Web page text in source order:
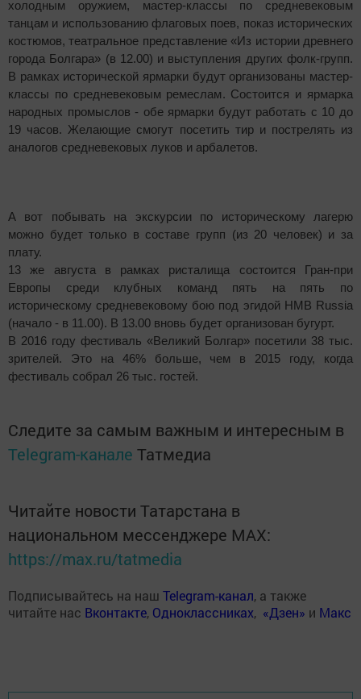
холодным оружием, мастер-классы по средневековым
танцам и использованию флаговых поев, показ исторических
костюмов, театральное представление «Из истории древнего
города Болгара» (в 12.00) и выступления других фолк-групп.
В рамках исторической ярмарки будут организованы мастер-
классы по средневековым ремеслам. Состоится и ярмарка
народных промыслов - обе ярмарки будут работать с 10 до
19 часов. Желающие смогут посетить тир и пострелять из
аналогов средневековых луков и арбалетов.
А вот побывать на экскурсии по историческому лагерю
можно будет только в составе групп (из 20 человек) и за
плату.
13 же августа в рамках ристалища состоится Гран-при
Европы среди клубных команд пять на пять по
историческому средневековому бою под эгидой HMB Russia
(начало - в 11.00). В 13.00 вновь будет организован бугурт.
В 2016 году фестиваль «Великий Болгар» посетили 38 тыс.
зрителей. Это на 46% больше, чем в 2015 году, когда
фестиваль собрал 26 тыс. гостей.
Следите за самым важным и интересным в
Telegram-канале Татмедиа
Читайте новости Татарстана в
национальном мессенджере MАХ:
https://max.ru/tatmedia
Подписывайтесь на наш Telegram-канал, а также
читайте нас Вконтакте, Одноклассниках, «Дзен» и Макс